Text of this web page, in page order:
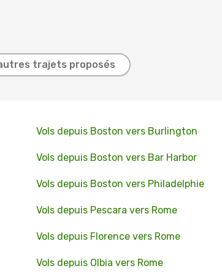
trajets proposés
Vols depuis Boston vers Burlington
Vols depuis Boston vers Bar Harbor
Vols depuis Boston vers Philadelphie
Vols depuis Pescara vers Rome
Vols depuis Florence vers Rome
Vols depuis Olbia vers Rome